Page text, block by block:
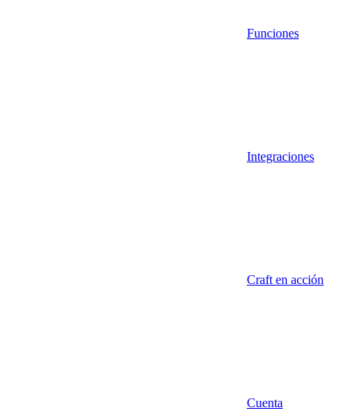
Funciones
Integraciones
Craft en acción
Cuenta